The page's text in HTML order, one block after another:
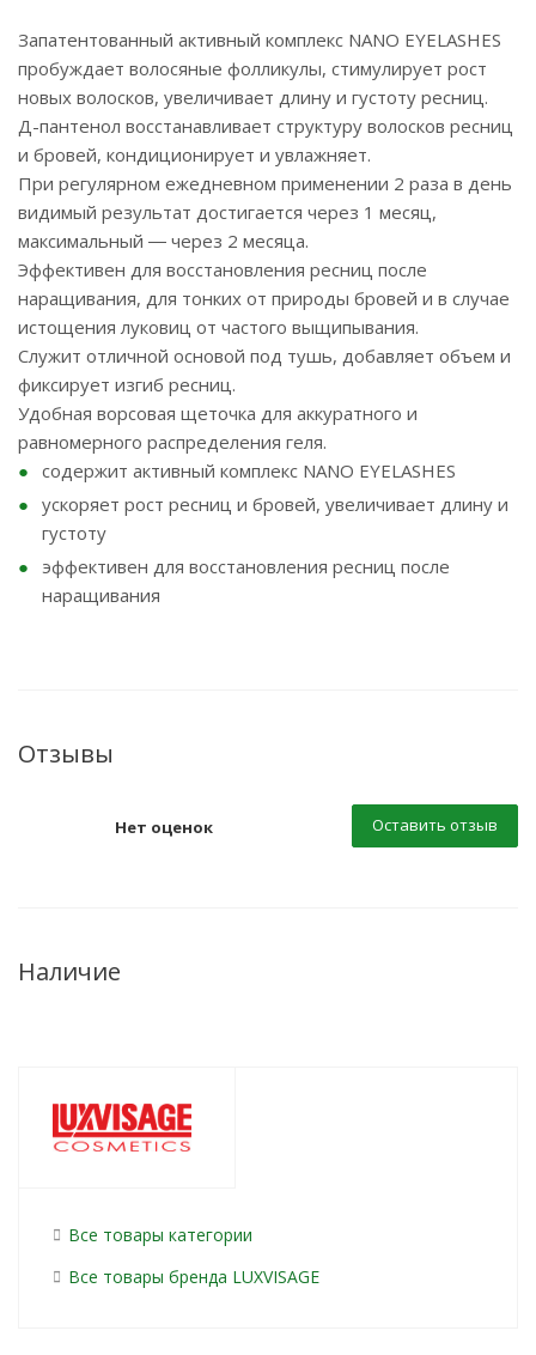
Запатентованный активный комплекс NANO EYELASHES
пробуждает волосяные фолликулы, стимулирует рост
новых волосков, увеличивает длину и густоту ресниц.
Д-пантенол восстанавливает структуру волосков ресниц
и бровей, кондиционирует и увлажняет.
При регулярном ежедневном применении 2 раза в день
видимый результат достигается через 1 месяц,
максимальный ― через 2 месяца.
Эффективен для восстановления ресниц после
наращивания, для тонких от природы бровей и в случае
истощения луковиц от частого выщипывания.
Служит отличной основой под тушь, добавляет объем и
фиксирует изгиб ресниц.
Удобная ворсовая щеточка для аккуратного и
равномерного распределения геля.
содержит активный комплекс NANO EYELASHES
ускоряет рост ресниц и бровей, увеличивает длину и
густоту
эффективен для восстановления ресниц после
наращивания
Отзывы
Нет оценок Оставить отзыв
Наличие
Все товары категории
Все товары бренда LUXVISAGE